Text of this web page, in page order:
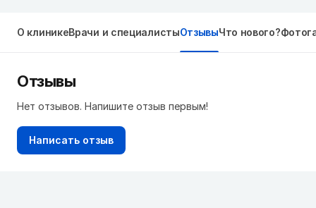
О клиникеВрачи и специалистыОтзывыЧто нового?
Отзывы
Нет отзывов. Напишите отзыв первым!
Написать отзыв